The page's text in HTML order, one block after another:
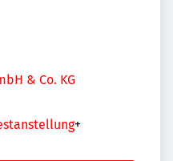
& Co. KG
+